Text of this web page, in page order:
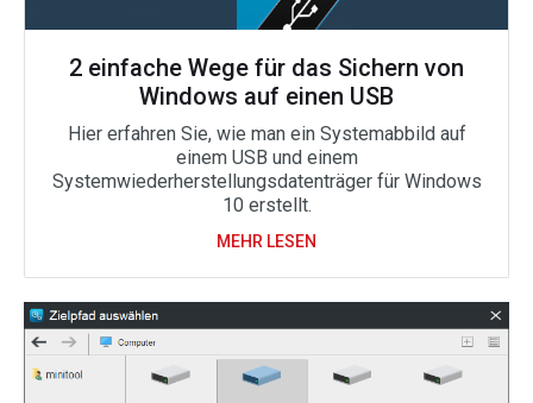
2 einfache Wege für das Sichern von
Windows auf einen USB
Hier erfahren Sie, wie man ein Systemabbild auf
einem USB und einem
Systemwiederherstellungsdatenträger für Windows
10 erstellt.
MEHR LESEN